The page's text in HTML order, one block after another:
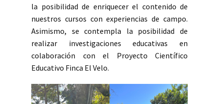
la posibilidad de enriquecer el contenido de
nuestros cursos con experiencias de campo.
Asimismo, se contempla la posibilidad de
realizar investigaciones educativas en
colaboración con el Proyecto Científico
Educativo Finca El Velo.